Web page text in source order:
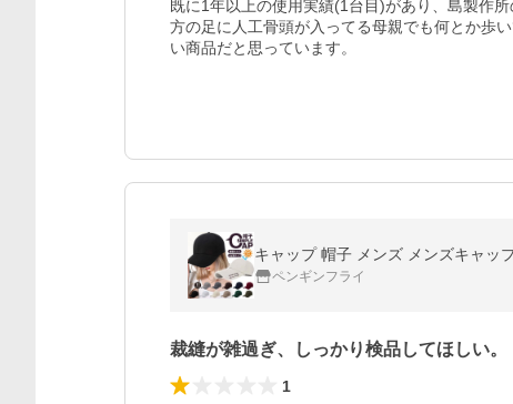
既に1年以上の使用実績(1台目)があり、島製作
方の足に人工骨頭が入ってる母親でも何とか歩
い商品だと思っています。
キャップ 帽子 メンズ メンズキャッ
ペンギンフライ
裁縫が雑過ぎ、しっかり検品してほしい。
1